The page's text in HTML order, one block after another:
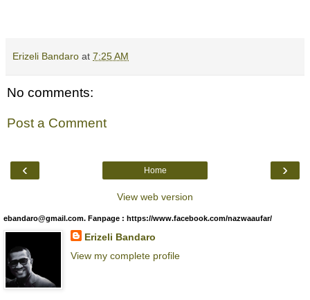
Erizeli Bandaro at 7:25 AM
No comments:
Post a Comment
‹ ›
Home
View web version
ebandaro@gmail.com. Fanpage : https://www.facebook.com/nazwaaufar/
Erizeli Bandaro
View my complete profile